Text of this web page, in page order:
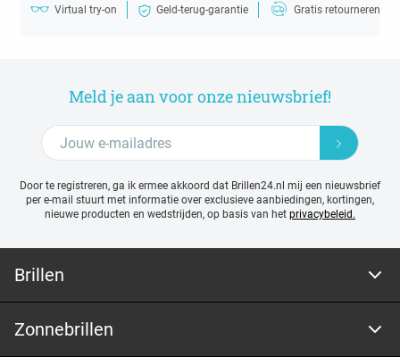
Virtual try-on Geld-terug-garantie Gratis retourneren
Meld je aan voor onze nieuwsbrief!
Door te registreren, ga ik ermee akkoord dat Brillen24.nl mij een nieuwsbrief
per e-mail stuurt met informatie over exclusieve aanbiedingen, kortingen,
nieuwe producten en wedstrijden, op basis van het privacybeleid.
Brillen
Zonnebrillen